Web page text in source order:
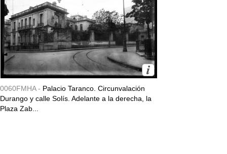
0060FMHA - Palacio Taranco. Circunvalación
Durango y calle Solís. Adelante a la derecha, la
Plaza Zab...